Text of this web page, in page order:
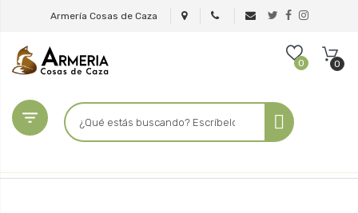
Armería Cosas de Caza
0 0
